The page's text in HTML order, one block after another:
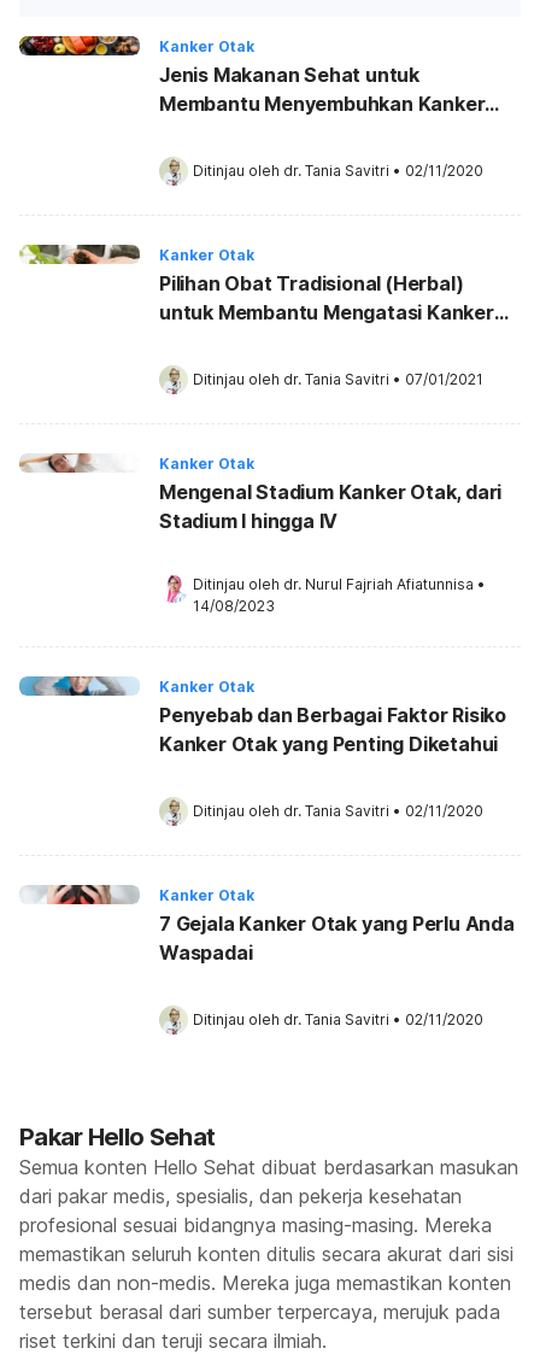
Kanker Otak
Jenis Makanan Sehat untuk
Membantu Menyembuhkan Kanker
Ditinjau oleh dr. Tania Savitri • 02/11/2020
Kanker Otak
Pilihan Obat Tradisional (Herbal)
untuk Membantu Mengatasi Kanker
Ditinjau oleh dr. Tania Savitri • 07/01/2021
Kanker Otak
Mengenal Stadium Kanker Otak, dari
Stadium I hingga IV
Ditinjau oleh dr. Nurul Fajriah Afiatunnisa •
14/08/2023
Kanker Otak
Penyebab dan Berbagai Faktor Risiko
Kanker Otak yang Penting Diketahui
Ditinjau oleh dr. Tania Savitri • 02/11/2020
Kanker Otak
7 Gejala Kanker Otak yang Perlu Anda
Waspadai
Ditinjau oleh dr. Tania Savitri • 02/11/2020
Pakar Hello Sehat
Semua konten Hello Sehat dibuat berdasarkan masukan
dari pakar medis, spesialis, dan pekerja kesehatan
profesional sesuai bidangnya masing-masing. Mereka
memastikan seluruh konten ditulis secara akurat dari sisi
medis dan non-medis. Mereka juga memastikan konten
tersebut berasal dari sumber terpercaya, merujuk pada
riset terkini dan teruji secara ilmiah.